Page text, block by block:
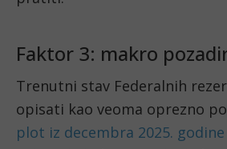
Faktor 3: makro
Trenutni stav Federalnih
opisati kao veoma oprezno
plot iz decembra 2025. godine